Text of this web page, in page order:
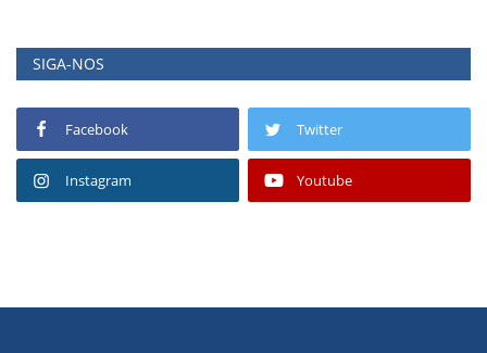
SIGA-NOS
Facebook Twitter
Instagram Youtube